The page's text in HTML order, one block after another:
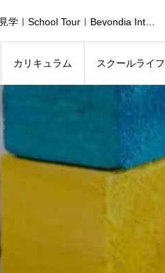
カリキュラム スクールライフ
リーオープンスクール
Friendships Through Play
Us for a Fun Day of Family Fun